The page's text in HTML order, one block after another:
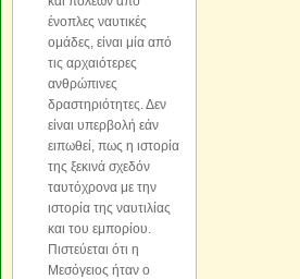
ένοπλες ναυτικές
ομάδες, είναι μία από
τις αρχαιότερες
ανθρώπινες
δραστηριότητες. Δεν
είναι υπερβολή εάν
ειπωθεί, πως η ιστορία
της ξεκινά σχεδόν
ταυτόχρονα με την
ιστορία της ναυτιλίας
και του εμπορίου.
Πιστεύεται ότι η
Μεσόγειος ήταν ο